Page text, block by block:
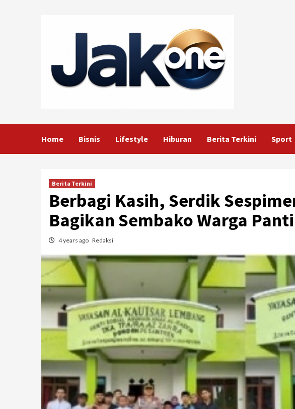
Home Bisnis Lifestyle Hiburan Berita Terkini Sport
Berita Terkini
Berbagi Kasih, Serdik
Bagikan Sembako Warga Panti
4 years ago Redaksi